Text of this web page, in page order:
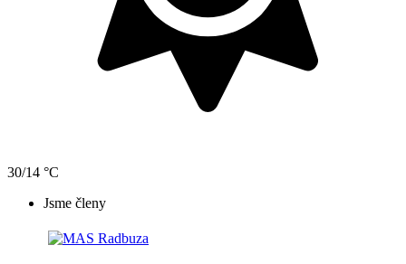
30/14 °C
Jsme členy